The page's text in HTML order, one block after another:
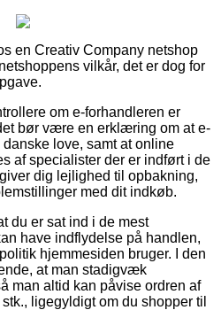
en Creativ Company netshop
vilkår, det er dog for
om e-forhandleren er
bør være en erklæring om at e-
love, samt at online
af specialister der er indført i de
dig lejlighed til opbakning,
med dit indkøb.
du er sat ind i de mest
have indflydelse på handlen,
hjemmesiden bruger. I den
at man stadigvæk
man altid kan påvise ordren af
ligegyldigt om du shopper til